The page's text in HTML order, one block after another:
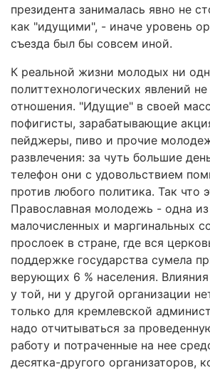
президента занималась явно не
как "идущими", - иначе уровень
съезда был бы совсем иной.
К реальной жизни молодых ни
политтехнологических явлений
отношения. "Идущие" в своей
пофигисты, зарабатывающие
пейджеры, пиво и прочие
развлечения: за чуть большие
телефон они с удовольствием
против любого политика. Так что
Православная молодежь - одна
малочисленных и маргинальных
прослоек в стране, где вся
поддержке государства сумела
верующих 6 % населения.
у той, ни у другой организации
только для кремлевской
надо отчитываться за
работу и потраченные на нее
десятка-другого организаторов,